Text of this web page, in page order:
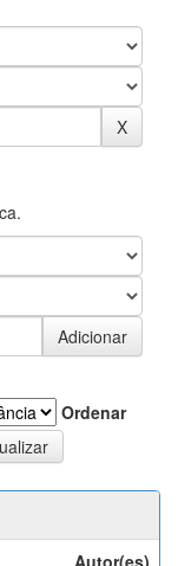
Ordenar
Autor(es)